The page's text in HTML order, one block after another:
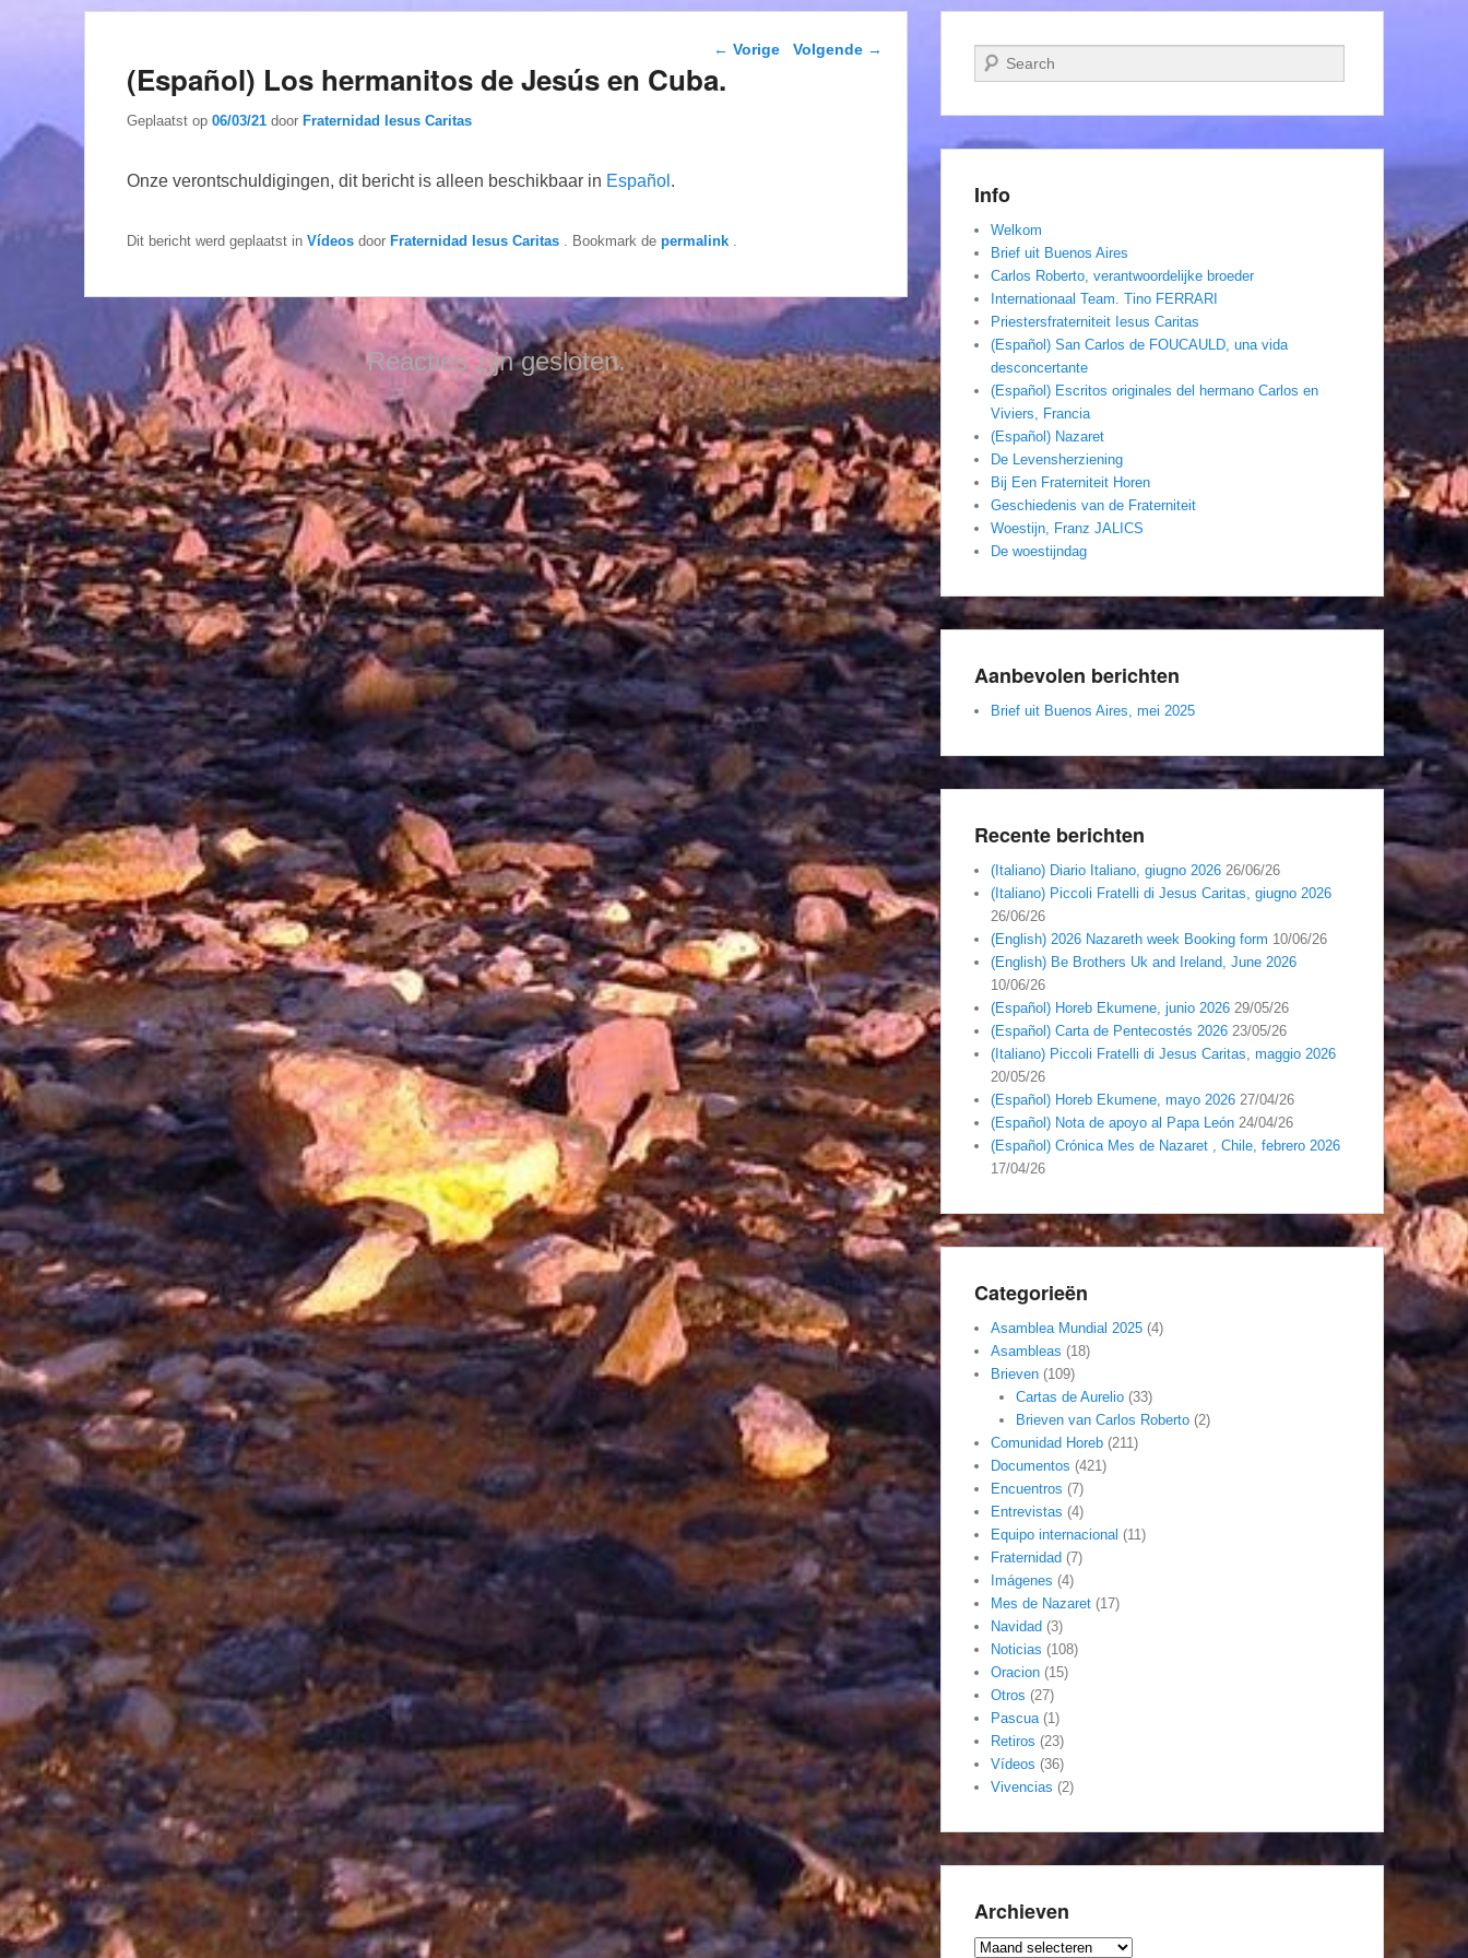
Berichtnavigatie
← Vorige Volgende →
(Español) Los hermanitos de Jesús en Cuba.
Geplaatst op 06/03/21 door Fraternidad Iesus Caritas
Onze verontschuldigingen, dit bericht is alleen beschikbaar in Español .
Dit bericht werd geplaatst in Vídeos door Fraternidad Iesus Caritas . Bookmark de permalink
Reacties zijn gesloten.
Zoeken
Info
Welkom
Brief uit Buenos Aires
Carlos Roberto, verantwoordelijke broeder
Internationaal Team. Tino FERRARI
Priestersfraterniteit Iesus Caritas
(Español) San Carlos de FOUCAULD, una vida
desconcertante
(Español) Escritos originales del hermano Carlos en
Viviers, Francia
(Español) Nazaret
De Levensherziening
Bij Een Fraterniteit Horen
Geschiedenis van de Fraterniteit
Woestijn, Franz JALICS
De woestijndag
Aanbevolen berichten
Brief uit Buenos Aires, mei 2025
Recente berichten
(Italiano) Diario Italiano, giugno 2026 26/06/26
(Italiano) Piccoli Fratelli di Jesus Caritas, giugno 2026
26/06/26
(English) 2026 Nazareth week Booking form 10/06/26
(English) Be Brothers Uk and Ireland, June 2026
10/06/26
(Español) Horeb Ekumene, junio 2026 29/05/26
(Español) Carta de Pentecostés 2026 23/05/26
(Italiano) Piccoli Fratelli di Jesus Caritas, maggio 2026
20/05/26
(Español) Horeb Ekumene, mayo 2026 27/04/26
(Español) Nota de apoyo al Papa León 24/04/26
(Español) Crónica Mes de Nazaret , Chile, febrero 2026
17/04/26
Categorieën
Asamblea Mundial 2025 (4)
Asambleas (18)
Brieven (109)
Cartas de Aurelio(33)
Brieven van Carlos Roberto(2)
Comunidad Horeb (211)
Documentos (421)
Encuentros (7)
Entrevistas (4)
Equipo internacional (11)
Fraternidad (7)
Imágenes (4)
Mes de Nazaret (17)
Navidad (3)
Noticias (108)
Oracion (15)
Otros (27)
Pascua(1)
Retiros (23)
Vídeos (36)
Vivencias (2)
Archieven
Archieven